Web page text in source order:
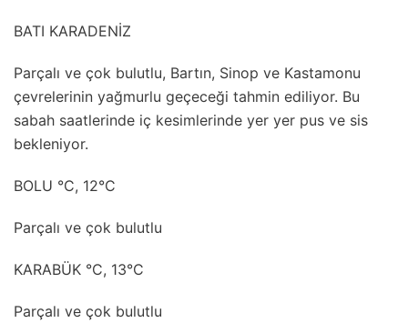
BATI KARADENİZ
Parçalı ve çok bulutlu, Bartın, Sinop ve Kastamonu
çevrelerinin yağmurlu geçeceği tahmin ediliyor. Bu
sabah saatlerinde iç kesimlerinde yer yer pus ve sis
bekleniyor.
BOLU °C, 12°C
Parçalı ve çok bulutlu
KARABÜK °C, 13°C
Parçalı ve çok bulutlu